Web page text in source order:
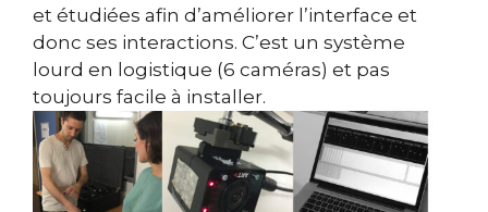
et étudiées afin d’améliorer l’interface et
donc ses interactions. C’est un système
lourd en logistique (6 caméras) et pas
toujours facile à installer.